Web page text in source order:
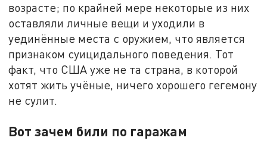
возрасте; по крайней мере некоторые из них
оставляли личные вещи и уходили в
уединённые места с оружием, что является
признаком суицидального поведения. Тот
факт, что США уже не та страна, в которой
хотят жить учёные, ничего хорошего гегемону
не сулит.
Вот зачем били по гаражам